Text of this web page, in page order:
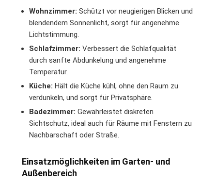
Wohnzimmer: Schützt vor neugierigen Blicken und
blendendem Sonnenlicht, sorgt für angenehme
Lichtstimmung.
Schlafzimmer: Verbessert die Schlafqualität
durch sanfte Abdunkelung und angenehme
Temperatur.
Küche: Hält die Küche kühl, ohne den Raum zu
verdunkeln, und sorgt für Privatsphäre.
Badezimmer: Gewährleistet diskreten
Sichtschutz, ideal auch für Räume mit Fenstern zu
Nachbarschaft oder Straße.
Einsatzmöglichkeiten im Garten- und
Außenbereich